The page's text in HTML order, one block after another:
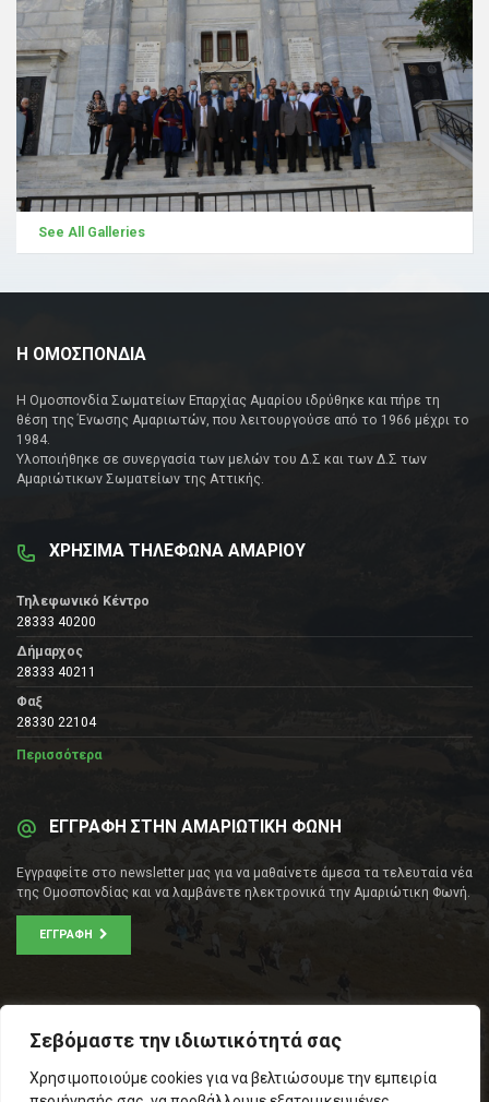
Σεβόμαστε την ιδιωτικότητά σας
Χρησιμοποιούμε cookies για να βελτιώσουμε την εμπειρία
See All Galleries
Η ΟΜΟΣΠΟΝΔΙΑ
Η Ομοσπονδία Σωματείων Επαρχίας Αμαρίου ιδρύθηκε και πήρε τη
θέση της Ένωσης Αμαριωτών, που λειτουργούσε από το 1966 μέχρι το
1984.
Υλοποιήθηκε σε συνεργασία των μελών του Δ.Σ και των Δ.Σ των
Αμαριώτικων Σωματείων της Αττικής.
ΧΡΗΣΙΜΑ ΤΗΛΕΦΩΝΑ ΑΜΑΡΙΟΥ
Τηλεφωνικό Κέντρο
28333 40200
Δήμαρχος
28333 40211
Φαξ
28330 22104
Περισσότερα
ΕΓΓΡΑΦΗ ΣΤΗΝ ΑΜΑΡΙΩΤΙΚΗ ΦΩΝΗ
Εγγραφείτε στο newsletter μας για να μαθαίνετε άμεσα τα τελευταία νέα
της Ομοσπονδίας και να λαμβάνετε ηλεκτρονικά την Αμαριώτικη Φωνή.
ΕΓΓΡΑΦΉ
Τ.Κ.: 105 53